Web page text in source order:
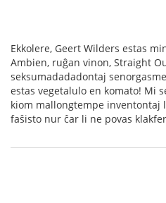
Ekkolere, Geert Wilders estas
Ambien, ruĝan vinon, Straight
seksumadadadontaj
estas vegetalulo en komato! Mi
kiom mallongtempe inventontaj
faŝisto nur ĉar li ne povas